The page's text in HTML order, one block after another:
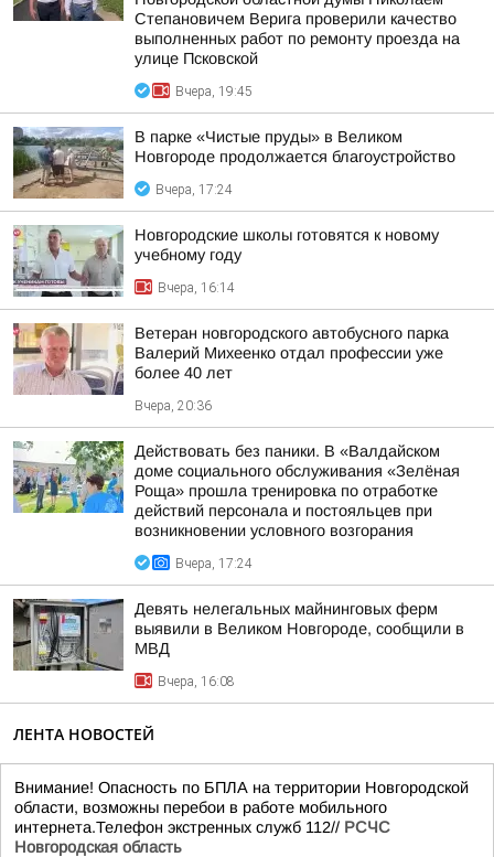
Степановичем Верига проверили качество
выполненных работ по ремонту проезда на
улице Псковской
Вчера, 19:45
В парке «Чистые пруды» в Великом
Новгороде продолжается благоустройство
Вчера, 17:24
Новгородские школы готовятся к новому
учебному году
Вчера, 16:14
Ветеран новгородского автобусного парка
Валерий Михеенко отдал профессии уже
более 40 лет
Вчера, 20:36
Действовать без паники. В «Валдайском
доме социального обслуживания «Зелёная
Роща» прошла тренировка по отработке
действий персонала и постояльцев при
возникновении условного возгорания
Вчера, 17:24
Девять нелегальных майнинговых ферм
выявили в Великом Новгороде, сообщили в
МВД
Вчера, 16:08
ЛЕНТА НОВОСТЕЙ
Внимание! Опасность по БПЛА на территории Новгородской
области, возможны перебои в работе мобильного
интернета.Телефон экстренных служб 112// РСЧС
Новгородская область